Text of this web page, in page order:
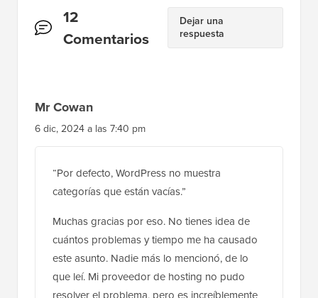
Interacciones
del
12
Comentarios
Dejar una
respuesta
Mr Cowan
6 dic, 2024 a las 7:40 pm
“Por defecto, WordPress no muestra
categorías que están vacías.”
Muchas gracias por eso. No tienes idea de
cuántos problemas y tiempo me ha causado
este asunto. Nadie más lo mencionó, de lo
que leí. Mi proveedor de hosting no pudo